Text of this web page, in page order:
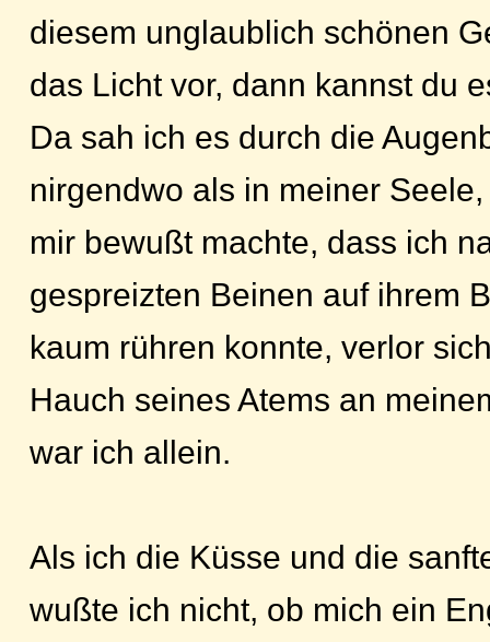
diesem unglaublich schönen
das Licht vor, dann kannst du
Da sah ich es durch die
nirgendwo als in meiner
mir bewußt machte, dass ich
gespreizten Beinen auf ihrem
kaum rühren konnte, verlor
Hauch seines Atems an
war ich allein.
Als ich die Küsse und die
wußte ich nicht, ob mich ein